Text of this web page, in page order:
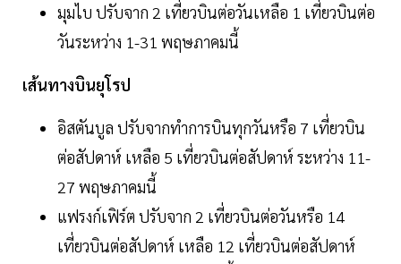
มุมไบ ปรับจาก 2 เที่ยวบินต่อวันเหลือ 1 เที่ยวบินต่อ
วันระหว่าง 1-31 พฤษภาคมนี้
เส้นทางบินยุโรป
อิสตันบูล ปรับจากทำการบินทุกวันหรือ 7 เที่ยวบิน
ต่อสัปดาห์ เหลือ 5 เที่ยวบินต่อสัปดาห์ ระหว่าง 11-
27 พฤษภาคมนี้
แฟรงก์เฟิร์ต ปรับจาก 2 เที่ยวบินต่อวันหรือ 14
เที่ยวบินต่อสัปดาห์ เหลือ 12 เที่ยวบินต่อสัปดาห์